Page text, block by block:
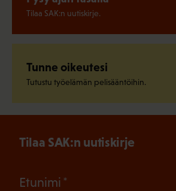
Tilaa SAK:n uutiskirje.
Tunne oikeutesi
Tutustu työelämän pelisääntöihin.
Tilaa SAK:n uutiskirje
Etunimi